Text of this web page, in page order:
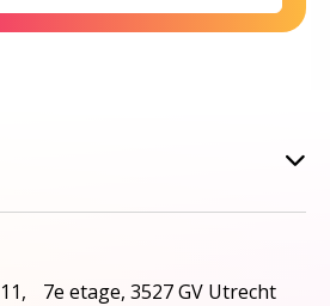
7e etage, 3527 GV Utrecht